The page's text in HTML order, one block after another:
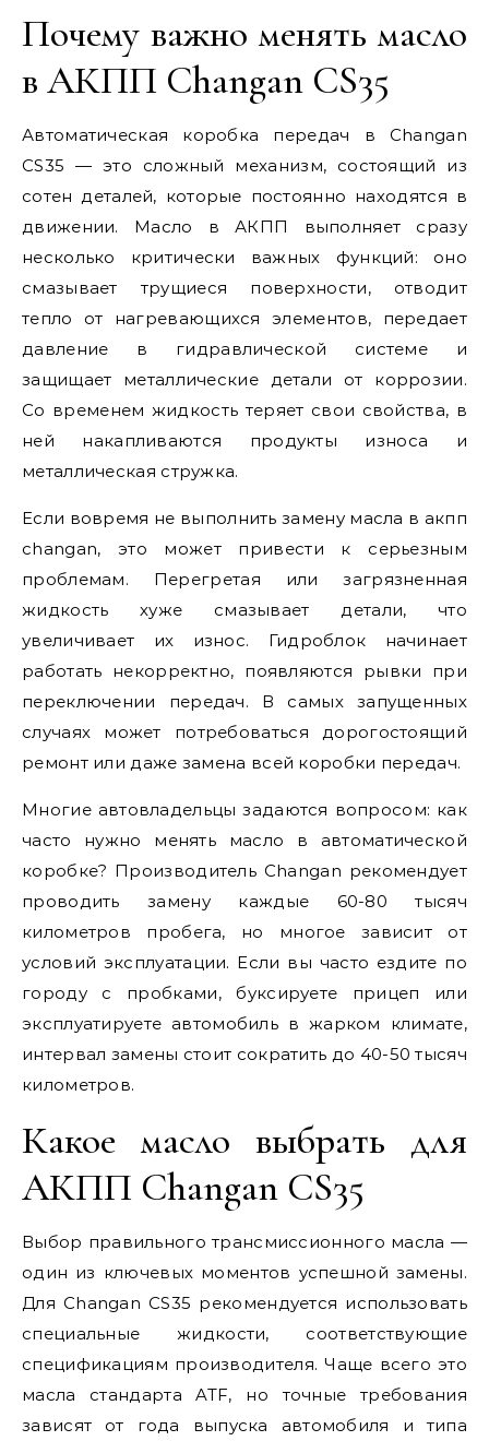
Почему важно менять масло
в АКПП Changan CS35
Автоматическая коробка передач в Changan
CS35 — это сложный механизм, состоящий из
сотен деталей, которые постоянно находятся в
движении. Масло в АКПП выполняет сразу
несколько критически важных функций: оно
смазывает трущиеся поверхности, отводит
тепло от нагревающихся элементов, передает
давление в гидравлической системе и
защищает металлические детали от коррозии.
Со временем жидкость теряет свои свойства, в
ней накапливаются продукты износа и
металлическая стружка.
Если вовремя не выполнить замену масла в акпп
changan, это может привести к серьезным
проблемам. Перегретая или загрязненная
жидкость хуже смазывает детали, что
увеличивает их износ. Гидроблок начинает
работать некорректно, появляются рывки при
переключении передач. В самых запущенных
случаях может потребоваться дорогостоящий
ремонт или даже замена всей коробки передач.
Многие автовладельцы задаются вопросом: как
часто нужно менять масло в автоматической
коробке? Производитель Changan рекомендует
проводить замену каждые 60-80 тысяч
километров пробега, но многое зависит от
условий эксплуатации. Если вы часто ездите по
городу с пробками, буксируете прицеп или
эксплуатируете автомобиль в жарком климате,
интервал замены стоит сократить до 40-50 тысяч
километров.
Какое масло выбрать для
АКПП Changan CS35
Выбор правильного трансмиссионного масла —
один из ключевых моментов успешной замены.
Для Changan CS35 рекомендуется использовать
специальные жидкости, соответствующие
спецификациям производителя. Чаще всего это
масла стандарта ATF, но точные требования
зависят от года выпуска автомобиля и типа